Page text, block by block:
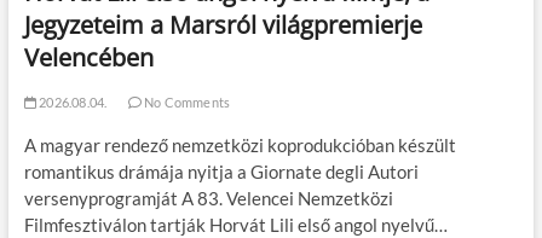
Jegyzeteim a Marsról világpremierje
Velencében
2026.08.04. No Comments
A magyar rendező nemzetközi koprodukcióban készült
romantikus drámája nyitja a Giornate degli Autori
versenyprogramját A 83. Velencei Nemzetközi
Filmfesztiválon tartják Horvát Lili első angol nyelvű…